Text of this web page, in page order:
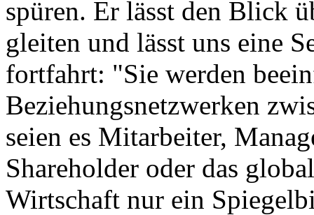
spüren. Er lässt den Blick
gleiten und lässt uns eine
fortfahrt: "Sie werden
Beziehungsnetzwerken
seien es Mitarbeiter,
Shareholder oder das
Wirtschaft nur ein